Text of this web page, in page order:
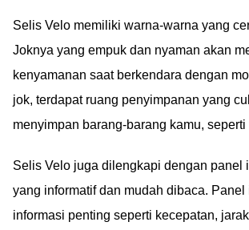
Selis Velo memiliki warna-warna yang
Joknya yang empuk dan nyaman akan
kenyamanan saat berkendara dengan
jok, terdapat ruang penyimpanan yang
menyimpan barang-barang kamu, seperti
Selis Velo juga dilengkapi dengan panel
yang informatif dan mudah dibaca.
informasi penting seperti kecepatan,